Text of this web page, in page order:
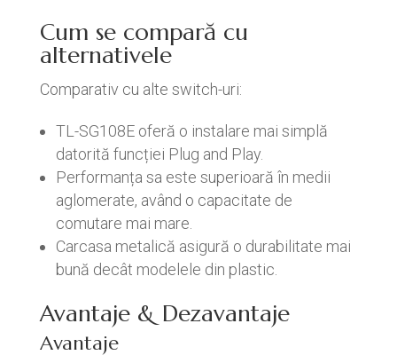
Cum se compară cu
alternativele
Comparativ cu alte switch-uri:
TL-SG108E oferă o instalare mai simplă
datorită funcției Plug and Play.
Performanța sa este superioară în medii
aglomerate, având o capacitate de
comutare mai mare.
Carcasa metalică asigură o durabilitate mai
bună decât modelele din plastic.
Avantaje & Dezavantaje
Avantaje